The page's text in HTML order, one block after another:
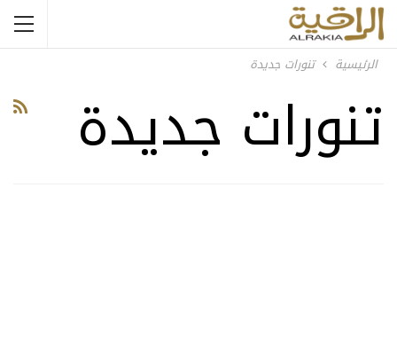
الرئيسية تنورات جديدة
تنورات جديدة